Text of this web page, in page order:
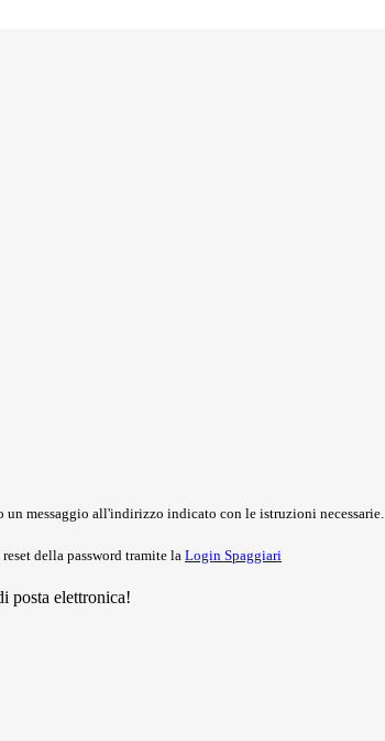
un messaggio all'indirizzo indicato con le istruzioni necessarie.
della password tramite la Login Spaggiari
posta elettronica!